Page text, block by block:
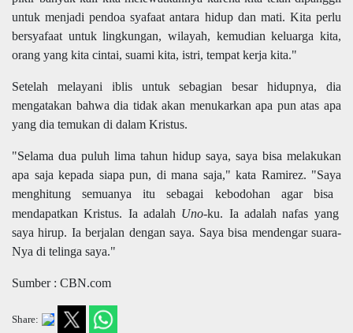
untuk menjadi pendoa syafaat antara hidup dan mati. Kita perlu
bersyafaat untuk lingkungan, wilayah, kemudian keluarga kita,
orang yang kita cintai, suami kita, istri, tempat kerja kita."
Setelah melayani iblis untuk sebagian besar hidupnya, dia
mengatakan bahwa dia tidak akan menukarkan apa pun atas apa
yang dia temukan di dalam Kristus.
"Selama dua puluh lima tahun hidup saya, saya bisa melakukan
apa saja kepada siapa pun, di mana saja," kata Ramirez. "Saya
menghitung semuanyaitu sebagai kebodohan
agar bisa
mendapatkan Kristus. Iaadalah Uno-ku. Iaadalah nafas yang
sayahirup. Iaberjalan dengan saya. Sayabisa mendengar suara-
Nya di telinga saya."
Sumber : CBN.com
Share: